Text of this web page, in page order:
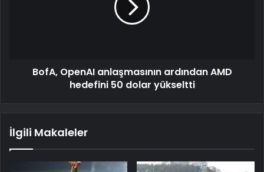
BofA, OpenAI anlaşmasının ardından AMD
hedefini 50 dolar yükseltti
İlgili Makaleler